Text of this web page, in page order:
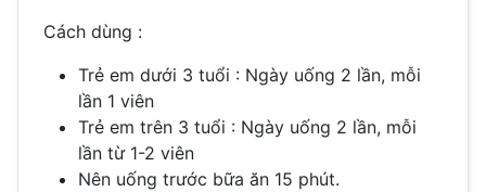
Cách dùng :
Trẻ em dưới 3 tuổi : Ngày uống 2 lần, mỗi
lần 1 viên
Trẻ em trên 3 tuổi : Ngày uống 2 lần, mỗi
lần từ 1-2 viên
Nên uống trước bữa ăn 15 phút.